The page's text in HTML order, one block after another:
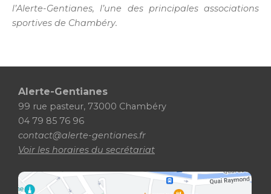
l’Alerte-Gentianes, l’une des principales associations
sportives de Chambéry.
Alerte-Gentianes
99 rue pasteur, 73000 Chambéry
04 79 85 76 96
contact@alerte-gentianes.fr
Voir les horaires du secrétariat